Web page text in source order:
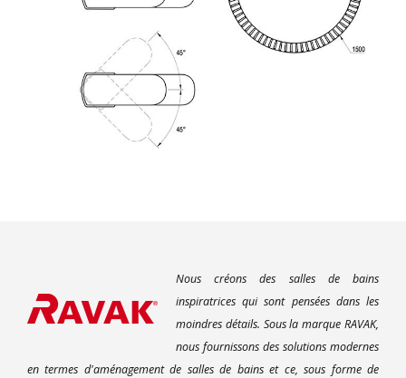
Nous créons des salles de bains
inspiratrices qui sont pensées dans les
moindres détails. Sous la marque RAVAK,
nous fournissons des solutions modernes
en termes d'aménagement de salles de bains et ce, sous forme de